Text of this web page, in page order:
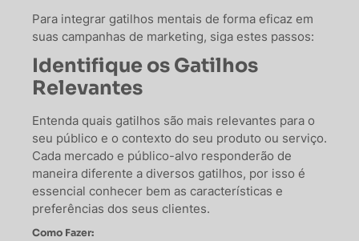
Para integrar gatilhos mentais de forma eficaz em
suas campanhas de marketing, siga estes passos:
Identifique os Gatilhos
Relevantes
Entenda quais gatilhos são mais relevantes para o
seu público e o contexto do seu produto ou serviço.
Cada mercado e público-alvo responderão de
maneira diferente a diversos gatilhos, por isso é
essencial conhecer bem as características e
preferências dos seus clientes.
Como Fazer: